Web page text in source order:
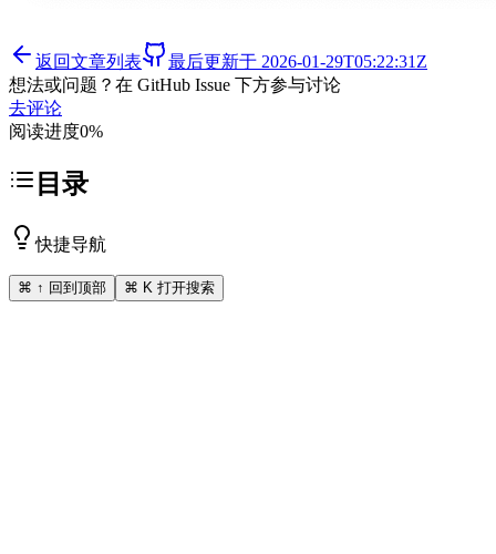
返回文章列表 最后更新于 2026-01-29T05:22:31Z
想法或问题？在 GitHub Issue 下方参与讨论
去评论
阅读进度0%
目录
快捷导航
⌘ ↑ 回到顶部 ⌘ K 打开搜索